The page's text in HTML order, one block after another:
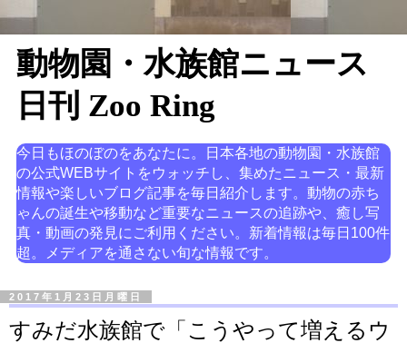
動物園・水族館ニュース
日刊 Zoo Ring
今日もほのぼのをあなたに。日本各地の動物園・水族館
の公式WEBサイトをウォッチし、集めたニュース・最新
情報や楽しいブログ記事を毎日紹介します。動物の赤ち
ゃんの誕生や移動など重要なニュースの追跡や、癒し写
真・動画の発見にご利用ください。新着情報は毎日100件
超。メディアを通さない旬な情報です。
2017年1月23日月曜日
すみだ水族館で「こうやって増えるウ